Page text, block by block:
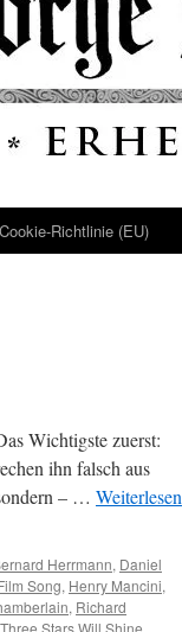
Cookie-Richtlinie (EU)
Wichtigste zuerst:
ihn falsch aus
– … Weiterlesen
Herrmann, Daniel
Song, Henry Mancini,
, Richard
Three Stars Will Shine